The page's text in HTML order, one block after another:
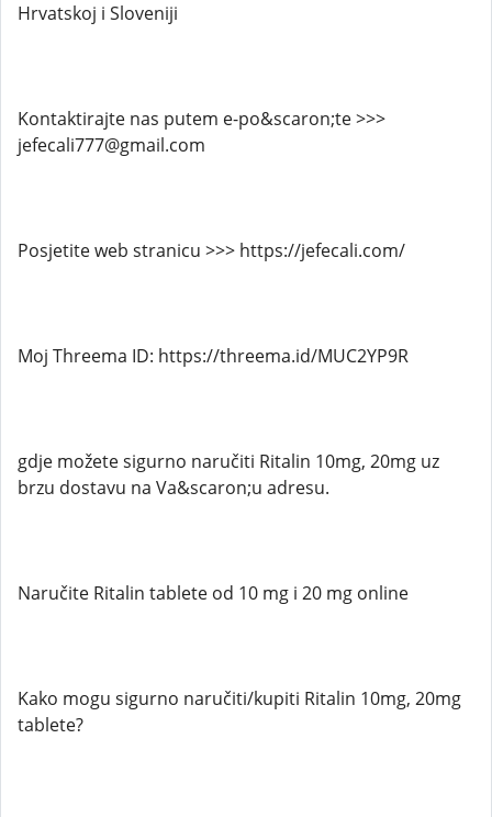
Hrvatskoj i Sloveniji
Kontaktirajte nas putem e-po&scaron;te >>>
jefecali777@gmail.com
Posjetite web stranicu >>> https://jefecali.com/
Moj Threema ID: https://threema.id/MUC2YP9R
gdje možete sigurno naručiti Ritalin 10mg, 20mg uz
brzu dostavu na Va&scaron;u adresu.
Naručite Ritalin tablete od 10 mg i 20 mg online
Kako mogu sigurno naručiti/kupiti Ritalin 10mg, 20mg
tablete?